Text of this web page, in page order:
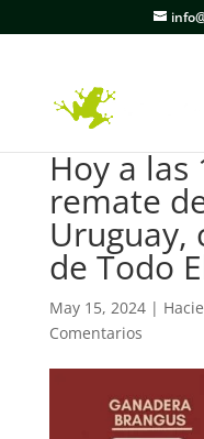
Hoy a las
remate
Uruguay,
de Todo
May 15, 2024|
Comentarios